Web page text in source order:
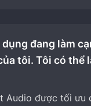
dụng đang làm
tôi. Tôi có thể
Audio được tối ưu